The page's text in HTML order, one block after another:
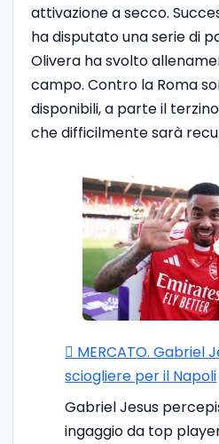
attivazione a secco.
ha disputato una serie di
Olivera ha svolto
campo. Contro la Roma
disponibili, a parte il
che difficilmente sarà
🪎 MERCATO. Gabriel
sciogliere per il Napoli
Gabriel Jesus
ingaggio da top